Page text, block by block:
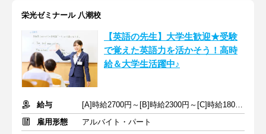
栄光ゼミナール 八潮校
【英語の先生】大学生歓迎★受験
で覚えた英語力を活かそう！高時
給＆大学生活躍中♪
給与
[A]時給2700円～[B]時給2300円～[C]時給1800円～ ※手当含む
雇用形態
アルバイト・パート